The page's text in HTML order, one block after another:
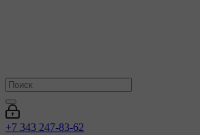
+7 343 247-83-62